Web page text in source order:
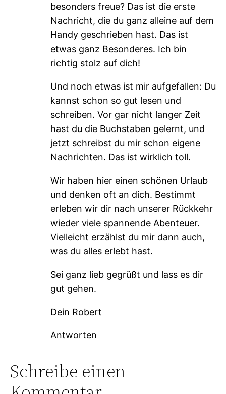
besonders freue? Das ist die erste
Nachricht, die du ganz alleine auf dem
Handy geschrieben hast. Das ist
etwas ganz Besonderes. Ich bin
richtig stolz auf dich!
Und noch etwas ist mir aufgefallen: Du
kannst schon so gut lesen und
schreiben. Vor gar nicht langer Zeit
hast du die Buchstaben gelernt, und
jetzt schreibst du mir schon eigene
Nachrichten. Das ist wirklich toll.
Wir haben hier einen schönen Urlaub
und denken oft an dich. Bestimmt
erleben wir dir nach unserer Rückkehr
wieder viele spannende Abenteuer.
Vielleicht erzählst du mir dann auch,
was du alles erlebt hast.
Sei ganz lieb gegrüßt und lass es dir
gut gehen.
Dein Robert
Antworten
Schreibe einen